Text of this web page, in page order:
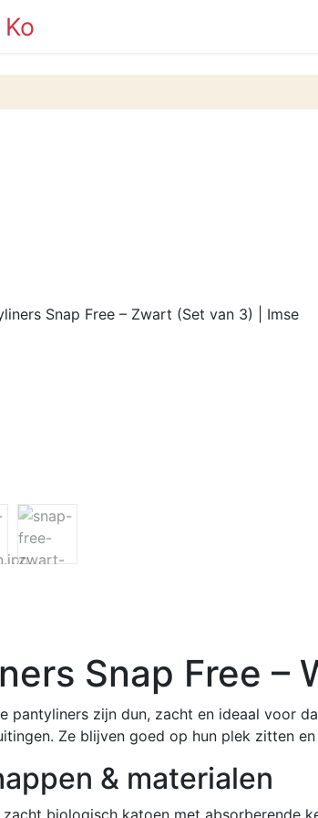
Snap Free –
pantyliners zijn dun, zacht en ideaal voor
Ze blijven goed op hun plek zitten
& materialen
zacht biologisch katoen met absorberende